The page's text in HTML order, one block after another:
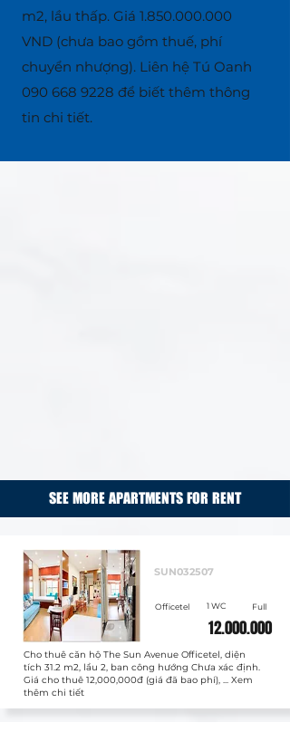
m2, lầu thấp. Giá 1.850.000.000
VND (chưa bao gồm thuế, phí
chuyển nhượng). Liên hệ Tú Oanh
090 668 9228 để biết thêm thông
tin chi tiết.
SEE MORE APARTMENTS FOR RENT
SUN032507
Officetel 1 WC Full
12.000.000
Cho thuê căn hộ The Sun Avenue Officetel, diện
tích 31.2 m2, lầu 2, ban công hướng Chưa xác định.
Giá cho thuê 12,000,000đ (giá đã bao phí), ... Xem
thêm chi tiết